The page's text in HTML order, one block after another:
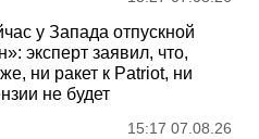
у Запада отпускной
эксперт заявил, что,
ни ракет к Patriot, ни
не будет
15:17 07.08.26